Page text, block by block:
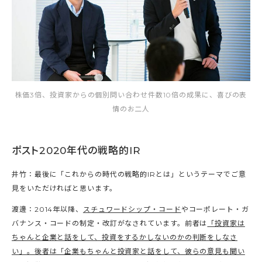
株価3倍、投資家からの個別問い合わせ件数10倍の成果に、喜びの表
情のお二人
ポスト2020年代の戦略的IR
井竹：最後に「これからの時代の戦略的IRとは」というテーマでご意
見をいただければと思います。
渡邊：2014年以降、 スチュワードシップ・コード やコーポレート・ガ
バナンス・コードの制定・改訂がなされています。前者は 「投資家は
ちゃんと企業と話をして、投資をするかしないのかの判断をしなさ
い」。後者は「企業もちゃんと投資家と話をして、彼らの意見も聞い